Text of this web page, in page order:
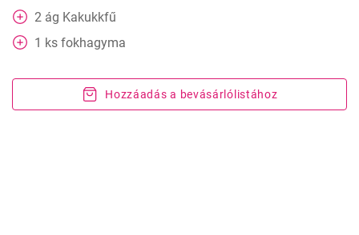
2 ág Kakukkfű
1 ks fokhagyma
Hozzáadás a bevásárlólistához